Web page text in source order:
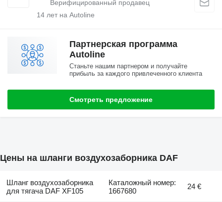
14 лет на Autoline
Партнерская программа
Autoline
Станьте нашим партнером и получайте
прибыль за каждого привлеченного клиента
Смотреть предложение
Цены на шланги воздухозаборника DAF
Шланг воздухозаборника
для тягача DAF XF105
Каталожный номер:
1667680
24 €